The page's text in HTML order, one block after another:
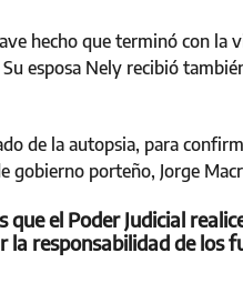
hecho que terminó con la
esposa Nely recibió
de la autopsia, para
gobierno porteño, Jorge
que el Poder Judicial
la responsabilidad de los